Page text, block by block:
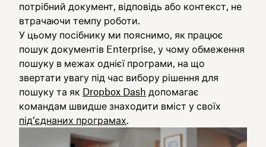
потрібний документ, відповідь або контекст, не
втрачаючи темпу роботи.
У цьому посібнику ми пояснимо, як працює
пошук документів Enterprise, у чому обмеження
пошуку в межах однієї програми, на що
звертати увагу під час вибору рішення для
пошуку та як Dropbox Dash допомагає
командам швидше знаходити вміст у своїх
під’єднаних програмах.